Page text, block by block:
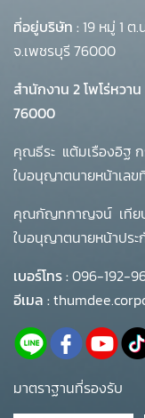
ที่อยู่บริษัท : 19 หมู่ 1 ต
จ.เพชรบุรี 76000
สำนักงาน 2 โพโร่หวาน
76000
คุณธีระ แต้มเรืองอิฐ
ใบอนุญาตนายหน้าเลข
คุณกัญทกาญจน์ เทีย
ใบอนุญาตนายหน้าปร
เบอร์โทร :096-192-
อีเมล :
มาตราฐานที่รองรับ